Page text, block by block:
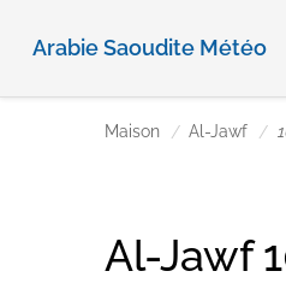
Arabie Saoudite Météo
Maison Al-Jawf
Al-Jawf